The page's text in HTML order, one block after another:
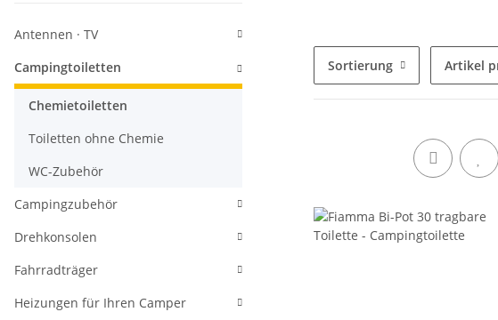
Sortierung Artikel
Antennen · TV
Campingtoiletten
Chemietoiletten
Toiletten ohne Chemie
WC-Zubehör
Campingzubehör
Drehkonsolen
Fahrradträger
Heizungen für Ihren Camper